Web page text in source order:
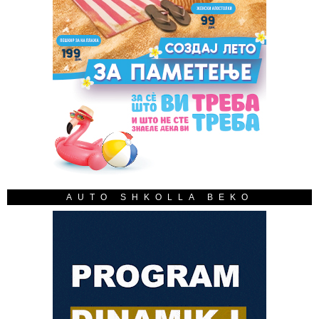
AUTO SHKOLLA BEKO